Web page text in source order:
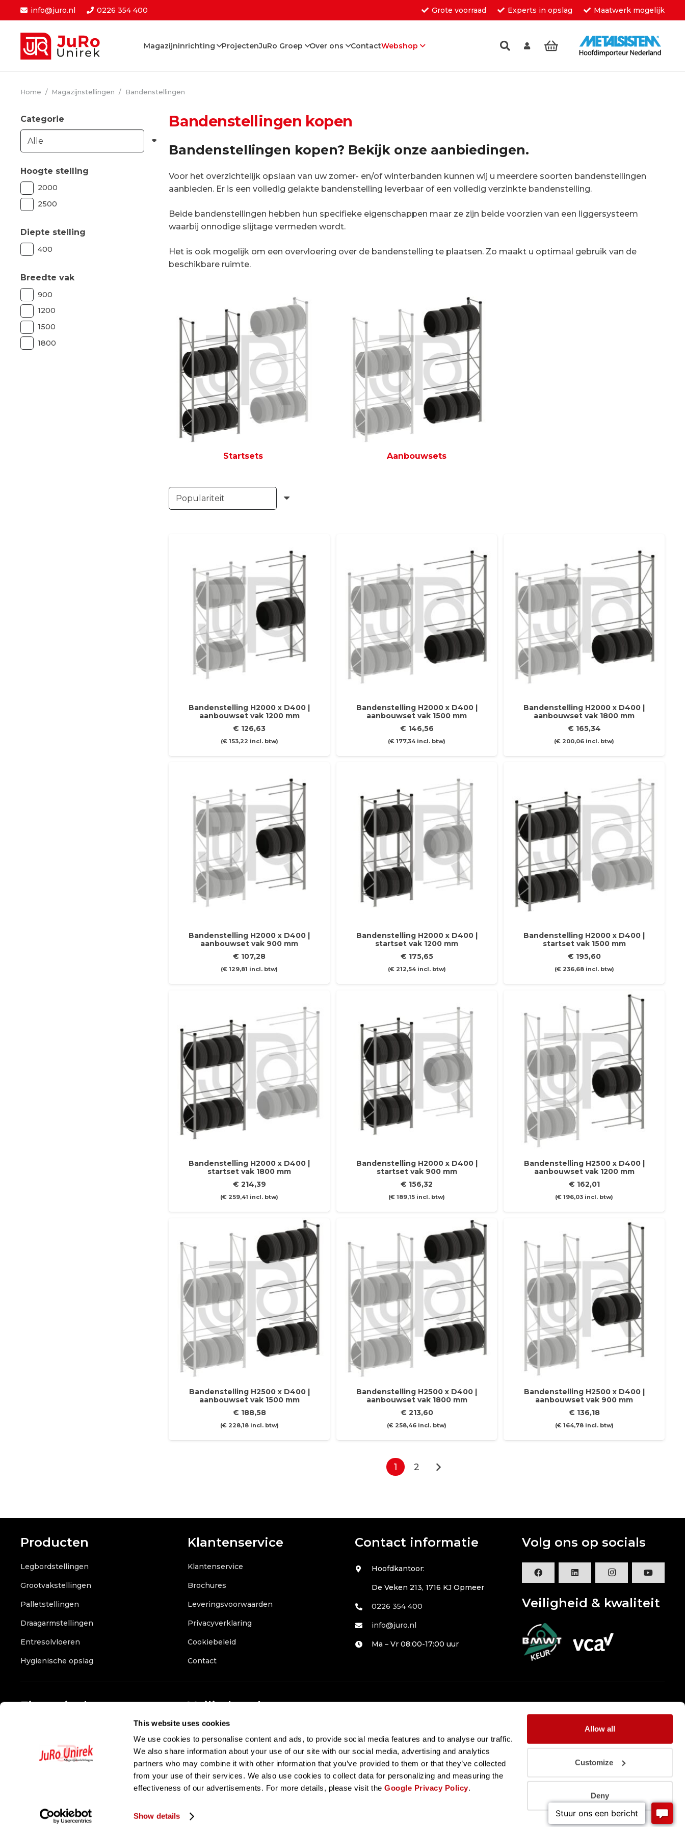
This website uses cookies
We use cookies to personalise content and ads, to provide social media features and to analyse our traffic.
We also share information about your use of our site with our social media, advertising and analytics
partners who may combine it with other information that you’ve provided to them or that they’ve collected
from your use of their services. We also use cookies to collect data for personalizing and measuring the
effectiveness of our advertisements. For more details, please visit theGoogle Privacy Policy.
Show details
Allow all
Customize
Deny
info@juro.nl 0226 354 400 Grote voorraad Experts in opslag Maatwerk mogelijk
Magazijninrichting ProjectenJuRo Groep Over ons ContactWebshop
Home / Magazijnstellingen / Bandenstellingen
Categorie
Hoogte stelling
2000
2500
Diepte stelling
400
Breedte vak
900
1200
1500
1800
Bandenstellingen kopen
Bandenstellingen kopen? Bekijk onze aanbiedingen.
Voor het overzichtelijk opslaan van uw zomer- en/of winterbanden kunnen wij u meerdere soorten bandenstellingen
aanbieden. Er is een volledig gelakte bandenstelling leverbaar of een volledig verzinkte bandenstelling.
Beide bandenstellingen hebben hun specifieke eigenschappen maar ze zijn beide voorzien van een liggersysteem
waarbij onnodige slijtage vermeden wordt.
Het is ook mogelijk om een overvloering over de bandenstelling te plaatsen. Zo maakt u optimaal gebruik van de
beschikbare ruimte.
Startsets Aanbouwsets
Bandenstelling H2000 x D400 |
aanbouwset vak 1200 mm
€ 126,63
(€153,22 incl. btw)
Bandenstelling H2000 x D400 |
aanbouwset vak 1500 mm
€ 146,56
(€ 177,34 incl. btw)
Bandenstelling H2000 x D400 |
aanbouwset vak 1800 mm
€ 165,34
(€ 200,06 incl. btw)
Bandenstelling H2000 x D400 |
aanbouwset vak 900 mm
€ 107,28
(€ 129,81 incl. btw)
Bandenstelling H2000 x D400 |
startset vak 1200 mm
€ 175,65
(€212,54incl. btw)
Bandenstelling H2000 x D400 |
startset vak 1500 mm
€ 195,60
(€236,68incl. btw)
Bandenstelling H2000 x D400 |
startset vak 1800 mm
€ 214,39
(€ 259,41 incl. btw)
Bandenstelling H2000 x D400 |
startset vak 900 mm
€ 156,32
(€ 189,15 incl. btw)
Bandenstelling H2500 x D400 |
aanbouwset vak 1200 mm
€ 162,01
(€ 196,03 incl. btw)
Bandenstelling H2500 x D400 |
aanbouwset vak 1500 mm
€ 188,58
(€228,18incl. btw)
Bandenstelling H2500 x D400 |
aanbouwset vak 1800 mm
€ 213,60
(€ 258,46 incl. btw)
Bandenstelling H2500 x D400 |
aanbouwset vak 900 mm
€ 136,18
(€164,78incl. btw)
1 2
Producten
Legbordstellingen
Grootvakstellingen
Palletstellingen
Draagarmstellingen
Entresolvloeren
Hygiënische opslag
Klantenservice
Klantenservice
Brochures
Leveringsvoorwaarden
Privacyverklaring
Cookiebeleid
Contact
Contact informatie
Hoofdkantoor:
De Veken 213, 1716 KJ Opmeer
0226 354 400
info@juro.nl
Ma – Vr 08:00-17:00 uur
Volg ons op socials
Veiligheid & kwaliteit
Financieel
NL807675167B01
KvK : 36053851
Veilig betalen
2026JuRo Unirek B.V.